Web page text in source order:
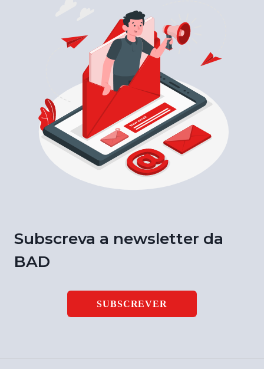
Subscreva a newsletter da
BAD
SUBSCREVER